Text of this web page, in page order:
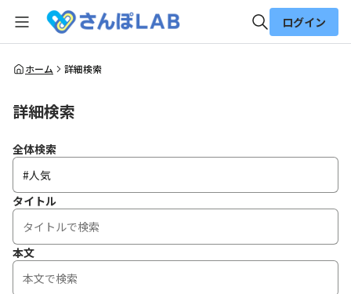
全体検索
ログイン
ホーム 詳細検索
詳細検索
全体検索
タイトル
本文